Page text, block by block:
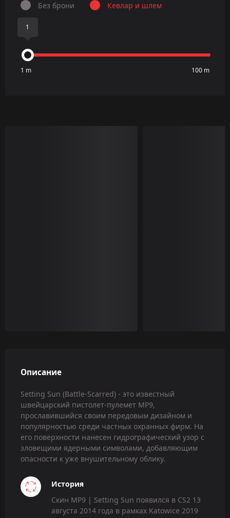
Без брони Кевлар и шлем
1
1 m 100 m
Описание
Setting Sun (Battle-Scarred) - это известный
швейцарский пистолет-пулемет MP9,
прославившийся своим передовым дизайном и
популярностью среди частных охранных фирм. На
его поверхности нанесен гидрографический узор с
зловещими ядерными символами, добавляющим
опасности к уже внушительному облику.
История
Скин MP9 | Setting Sun появился в CS2 13
августа 2014 года в рамках Katowice 2019